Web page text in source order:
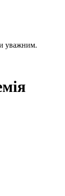
уважним.